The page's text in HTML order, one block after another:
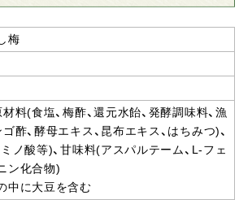
梅
料(食塩、梅酢、還元水飴、発酵調味料、漁
酢、酵母エキス、昆布エキス、はちみつ)、
ノ酸等)、甘味料(アスパルテーム、L-フェ
ン化合物)
中に大豆を含む